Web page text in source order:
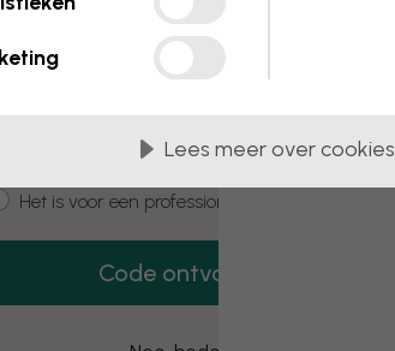
Vraag 3 proefmonsters aan – helemaal
gratis.
Het is voor een professioneel project
Code ontvangen
Lees meer over cookies